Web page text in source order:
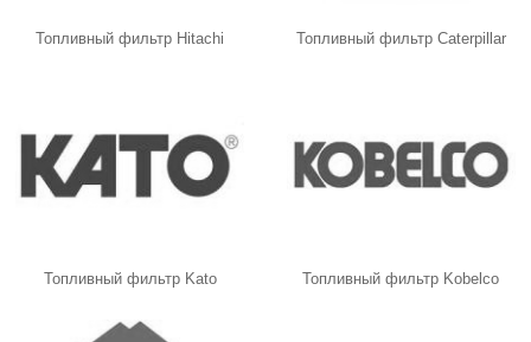
Топливный фильтр Hitachi Топливный фильтр Caterpillar
Топливный фильтр Kato Топливный фильтр Kobelco